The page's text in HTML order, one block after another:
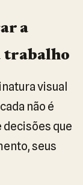
a
trabalho
visual
não é
decisões que
seus